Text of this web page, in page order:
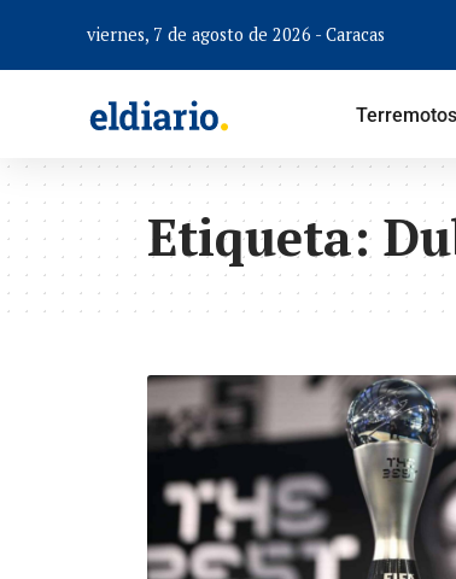
viernes, 7 de agosto de 2026 - Caracas
Etiqueta: